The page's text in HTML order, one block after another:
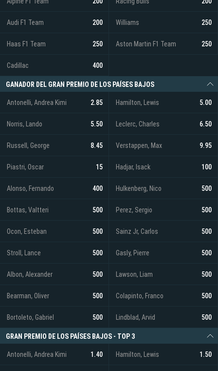
Audi F1 Team 200 Williams 250
Haas F1 Team 250 Aston Martin F1 Team 250
Cadillac 400
GANADOR DEL GRAN PREMIO DE LOS PAÍSES BAJOS
Antonelli, Andrea Kimi 2.85 Hamilton, Lewis 5.00
Norris, Lando 5.50 Leclerc, Charles 6.50
Russell, George 8.45 Verstappen, Max 9.95
Piastri, Oscar 15 Hadjar, Isack 100
Alonso, Fernando 400 Hulkenberg, Nico 500
Bottas, Valtteri 500 Perez, Sergio 500
Ocon, Esteban 500 Sainz Jr, Carlos 500
Stroll, Lance 500 Gasly, Pierre 500
Albon, Alexander 500 Lawson, Liam 500
Bearman, Oliver 500 Colapinto, Franco 500
Bortoleto, Gabriel 500 Lindblad, Arvid 500
GRAN PREMIO DE LOS PAÍSES BAJOS - TOP 3
Antonelli, Andrea Kimi 1.40 Hamilton, Lewis 1.50